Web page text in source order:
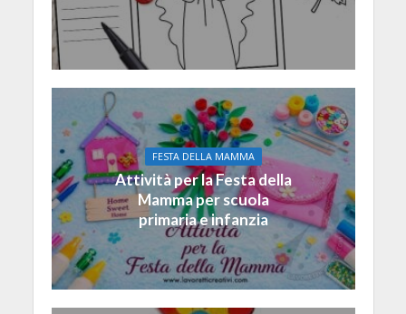
FESTA DELLA MAMMA
Attività per la Festa della
Mamma per scuola
primaria e infanzia